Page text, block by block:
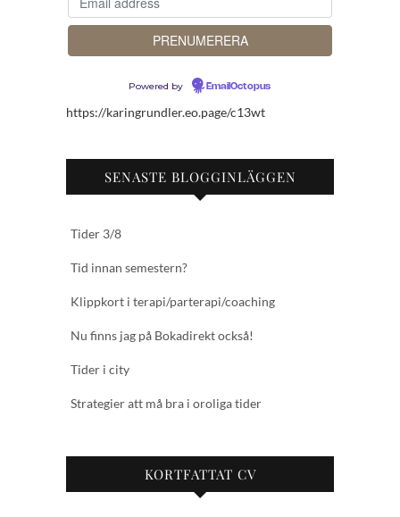
Powered by EmailOctopus
https://karingrundler.eo.page/c13wt
SENASTE BLOGGINLÄGGEN
Tider 3/8
Tid innan semestern?
Klippkort i terapi/parterapi/coaching
Nu finns jag på Bokadirekt också!
Tider i city
Strategier att må bra i oroliga tider
KORTFATTAT CV